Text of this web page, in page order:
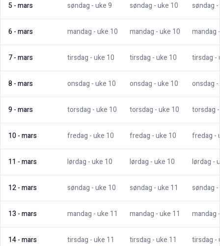
5-mars søndag - uke9 søndag - uke 10 søndag
6-mars mandag - uke 10 mandag - uke 10 mandag
7-mars tirsdag - uke 10 tirsdag - uke 10 tirsdag -
8-mars onsdag - uke 10 onsdag - uke 10 onsdag
9-mars torsdag - uke 10 torsdag - uke 10 torsdag
10-mars fredag - uke 10 fredag - uke 10 fredag -
11 -mars lørdag - uke 10 lørdag - uke 10 lørdag -
12-mars søndag - uke 10 søndag - uke 11 søndag
13 -mars mandag - uke 11 mandag - uke 11 mandag
14-mars tirsdag - uke 11 tirsdag - uke 11 tirsdag -